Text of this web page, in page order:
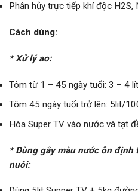
Phân hủy trực tiếp khí độc H2S,
Cách dùng:
* Xử lý ao:
Tôm từ 1 – 45 ngày tuổi: 3 – 4
Tôm 45 ngày tuổi trở lên: 5lit/
Hòa Super TV vào nước và tạt
* Dùng gây màu nước ỗn
nuôi: